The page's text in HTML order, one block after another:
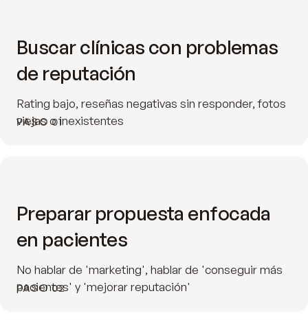
PASO 01
Buscar clínicas con problemas
de reputación
Rating bajo, reseñas negativas sin responder, fotos
viejas o inexistentes
PASO 02
Preparar propuesta enfocada
en pacientes
No hablar de 'marketing', hablar de 'conseguir más
pacientes' y 'mejorar reputación'